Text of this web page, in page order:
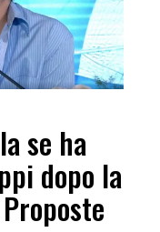
se ha
dopo la